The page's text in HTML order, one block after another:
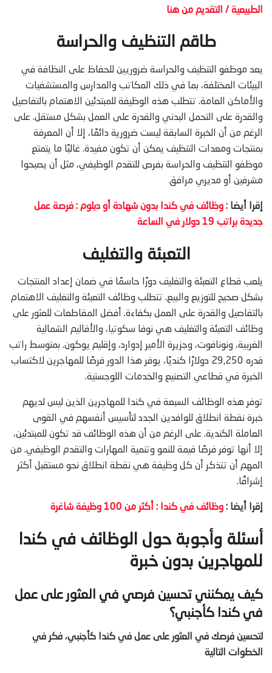
الطبيعية / التقديم من هنا
طاقم التنظيف والحراسة
يعد موظفو التنظيف والحراسة ضروريين للحفاظ على النظافة في
البيئات المختلفة، بما في ذلك المكاتب والمدارس والمستشفيات
والأماكن العامة. تتطلب هذه الوظيفة للمبتدئين الاهتمام بالتفاصيل
والقدرة على التحمل البدني والقدرة على العمل بشكل مستقل. على
الرغم من أن الخبرة السابقة ليست ضرورية دائمًا، إلا أن المعرفة
بمنتجات ومعدات التنظيف يمكن أن تكون مفيدة. غالبًا ما يتمتع
موظفو التنظيف والحراسة بفرص للتقدم الوظيفي، مثل أن يصبحوا
مشرفين أو مديري مرافق
إقرا أيضا : وظائف في كندا بدون شهادة أو دبلوم : فرصة عمل
جديدة براتب 19 دولار في الساعة
التعبئة والتغليف
يلعب قطاع التعبئة والتغليف دورًا حاسمًا في ضمان إعداد المنتجات
بشكل صحيح للتوزيع والبيع. تتطلب وظائف التعبئة والتغليف الاهتمام
بالتفاصيل والقدرة على العمل بكفاءة. أفضل المقاطعات للعثور على
وظائف التعبئة والتغليف هي نوفا سكوتيا، والأقاليم الشمالية
الغربية، ونونافوت، وجزيرة الأمير إدوارد، وإقليم يوكون. بمتوسط ​​راتب
قدره 29,250 دولارًا كنديًا، يوفر هذا الدور فرصًا للمهاجرين لاكتساب
الخبرة في قطاعي التصنيع والخدمات اللوجستية.
توفر هذه الوظائف السبعة في كندا للمهاجرين الذين ليس لديهم
خبرة نقطة انطلاق للوافدين الجدد لتأسيس أنفسهم في القوى
العاملة الكندية. على الرغم من أن هذه الوظائف قد تكون للمبتدئين،
إلا أنها توفر فرصًا قيمة للنمو وتنمية المهارات والتقدم الوظيفي. من
المهم أن تتذكر أن كل وظيفة هي نقطة انطلاق نحو مستقبل أكثر
إشراقًا.
إقرا أيضا : وظائف في كندا : أكثر من 100 وظيفة شاغرة
أسئلة وأجوبة حول الوظائف في كندا
للمهاجرين بدون خبرة
كيف يمكنني تحسين فرصي في العثور على عمل
في كندا كأجنبي؟
لتحسين فرصك في العثور على عمل في كندا كأجنبي، فكر في
الخطوات التالية